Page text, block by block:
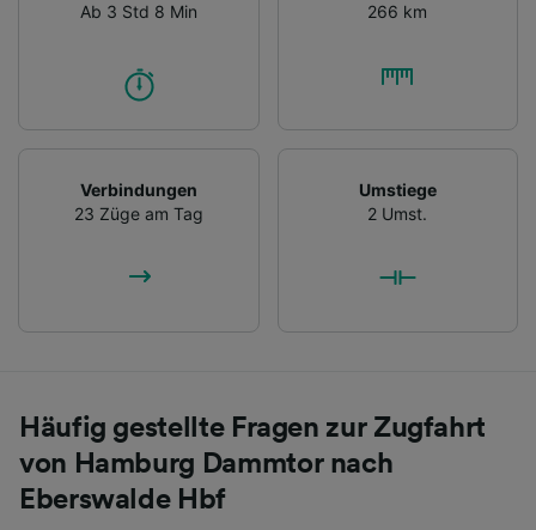
Ab 3 Std 8 Min
266 km
Verbindungen
23 Züge am Tag
Umstiege
2 Umst.
Häufig gestellte Fragen zur Zugfahrt
von Hamburg Dammtor nach
Eberswalde Hbf